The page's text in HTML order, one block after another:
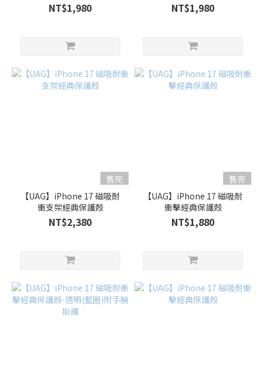
NT$1,980 NT$1,980
售完
【UAG】iPhone 17 磁吸耐
衝支架經典保護殼
NT$2,380
售完
【UAG】iPhone 17 磁吸耐
衝擊經典保護殼
NT$1,880